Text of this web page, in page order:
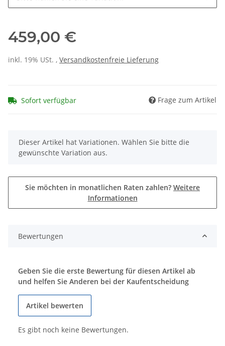
459,00 €
inkl. 19% USt. , Versandkostenfreie Lieferung
Sofort verfügbar Frage zum Artikel
x
Dieser Artikel hat Variationen. Wählen Sie bitte die
gewünschte Variation aus.
Sie möchten in monatlichen Raten zahlen? Weitere
Informationen
Bewertungen
Geben Sie die erste Bewertung für diesen Artikel ab
und helfen Sie Anderen bei der Kaufentscheidung
Artikel bewerten
Es gibt noch keine Bewertungen.